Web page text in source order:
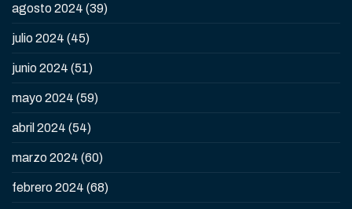
agosto 2024 (39)
julio 2024 (45)
junio 2024 (51)
mayo 2024 (59)
abril 2024 (54)
marzo 2024 (60)
febrero 2024 (68)